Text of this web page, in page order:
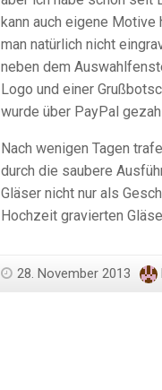
kann auch eigene Motive
man natürlich nicht
neben dem
Logo und einer
wurde über PayPal
Nach wenigen Tagen
durch die saubere
Gläser nicht nur als
Hochzeit gravierten
28. November 2013